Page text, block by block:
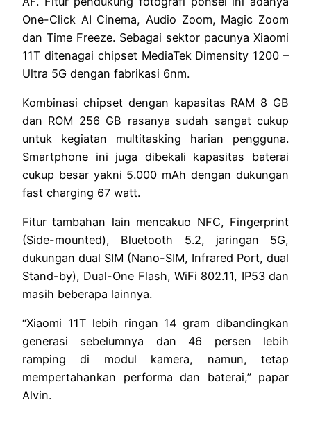
One-Click AI Cinema, Audio Zoom, Magic Zoom
dan Time Freeze. Sebagai sektor pacunya Xiaomi
11T ditenagai chipset MediaTek Dimensity 1200 –
Ultra 5G dengan fabrikasi 6nm.
Kombinasi chipset dengan kapasitas RAM 8 GB
dan ROM 256 GB rasanya sudah sangat cukup
untuk kegiatan multitasking harian pengguna.
Smartphone ini juga dibekali kapasitas baterai
cukup besar yakni 5.000 mAh dengan dukungan
fast charging 67 watt.
Fitur tambahan lain mencakuo NFC, Fingerprint
(Side-mounted), Bluetooth 5.2, jaringan 5G,
dukungan dual SIM (Nano-SIM, Infrared Port, dual
Stand-by), Dual-One Flash, WiFi 802.11, IP53 dan
masih beberapa lainnya.
“Xiaomi 11T lebih ringan 14 gram dibandingkan
generasi sebelumnya dan 46 persen lebih
ramping di modul kamera, namun, tetap
mempertahankan performa dan baterai,” papar
Alvin.